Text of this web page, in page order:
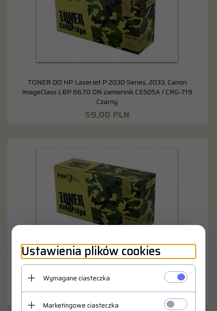
TONER DO HP LaserJet P 2030 Series, 2033, Canon
ImageClass LBP 6670 DN zamiennik CE505A / CRG-719
Czarny
59,00 PLN
TONER DO HP LaserJet Enterprise 500, Color M551 DN
zamiennik CE403A Magenta
175,00PLN
Ustawienia plików cookies
Wymagane ciasteczka
Marketingowe ciasteczka